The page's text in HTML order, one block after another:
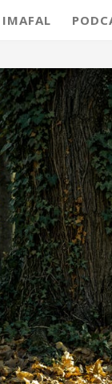
IMAFAL